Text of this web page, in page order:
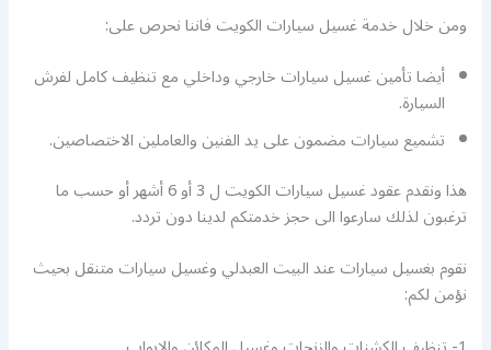
ومن خلال خدمة غسيل سيارات الكويت فاننا نحرص على:
أيضا تأمين غسيل سيارات خارجي وداخلي مع تنظيف كامل لفرش
السيارة.
تشميع سيارات مضمون على يد الفنين والعاملين الاختصاصين.
هذا ونقدم عقود غسيل سيارات الكويت ل 3 أو 6 أشهر أو حسب ما
ترغبون لذلك سارعوا الى حجز خدمتكم لدينا دون تردد.
نقوم بغسيل سيارات عند البيت العبدلي وغسيل سيارات متنقل بحيث
نؤمن لكم: